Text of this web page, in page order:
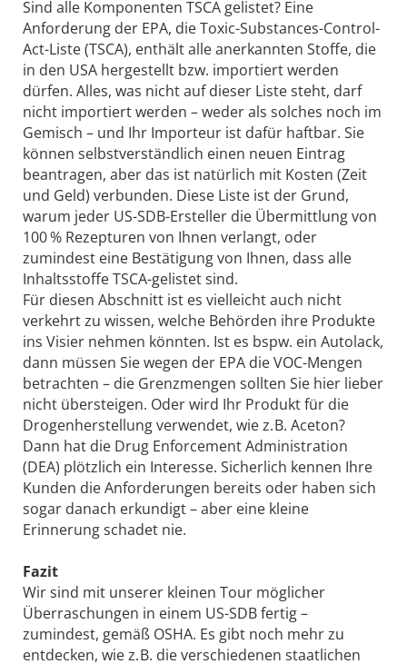
Sind alle Komponenten TSCA gelistet? Eine
Anforderung der EPA, die Toxic-Substances-Control-
Act-Liste (TSCA), enthält alle anerkannten Stoffe, die
in den USA hergestellt bzw. importiert werden
dürfen. Alles, was nicht auf dieser Liste steht, darf
nicht importiert werden – weder als solches noch im
Gemisch – und Ihr Importeur ist dafür haftbar. Sie
können selbstverständlich einen neuen Eintrag
beantragen, aber das ist natürlich mit Kosten (Zeit
und Geld) verbunden. Diese Liste ist der Grund,
warum jeder US-SDB-Ersteller die Übermittlung von
100 % Rezepturen von Ihnen verlangt, oder
zumindest eine Bestätigung von Ihnen, dass alle
Inhaltsstoffe TSCA-gelistet sind.
Für diesen Abschnitt ist es vielleicht auch nicht
verkehrt zu wissen, welche Behörden ihre Produkte
ins Visier nehmen könnten. Ist es bspw. ein Autolack,
dann müssen Sie wegen der EPA die VOC-Mengen
betrachten – die Grenzmengen sollten Sie hier lieber
nicht übersteigen. Oder wird Ihr Produkt für die
Drogenherstellung verwendet, wie z. B. Aceton?
Dann hat die Drug Enforcement Administration
(DEA) plötzlich ein Interesse. Sicherlich kennen Ihre
Kunden die Anforderungen bereits oder haben sich
sogar danach erkundigt – aber eine kleine
Erinnerung schadet nie.
Fazit
Wir sind mit unserer kleinen Tour möglicher
Überraschungen in einem US-SDB fertig –
zumindest, gemäß OSHA. Es gibt noch mehr zu
entdecken, wie z. B. die verschiedenen staatlichen